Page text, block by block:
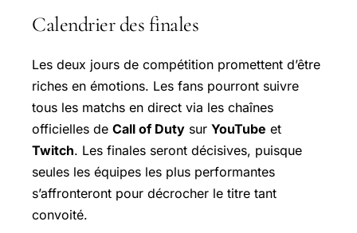
Calendrier des finales
Les deux jours de compétition promettent d’être
riches en émotions. Les fans pourront suivre
tous les matchs en direct via les chaînes
officielles de Call of Duty sur YouTube et
Twitch. Les finales seront décisives, puisque
seules les équipes les plus performantes
s’affronteront pour décrocher le titre tant
convoité.